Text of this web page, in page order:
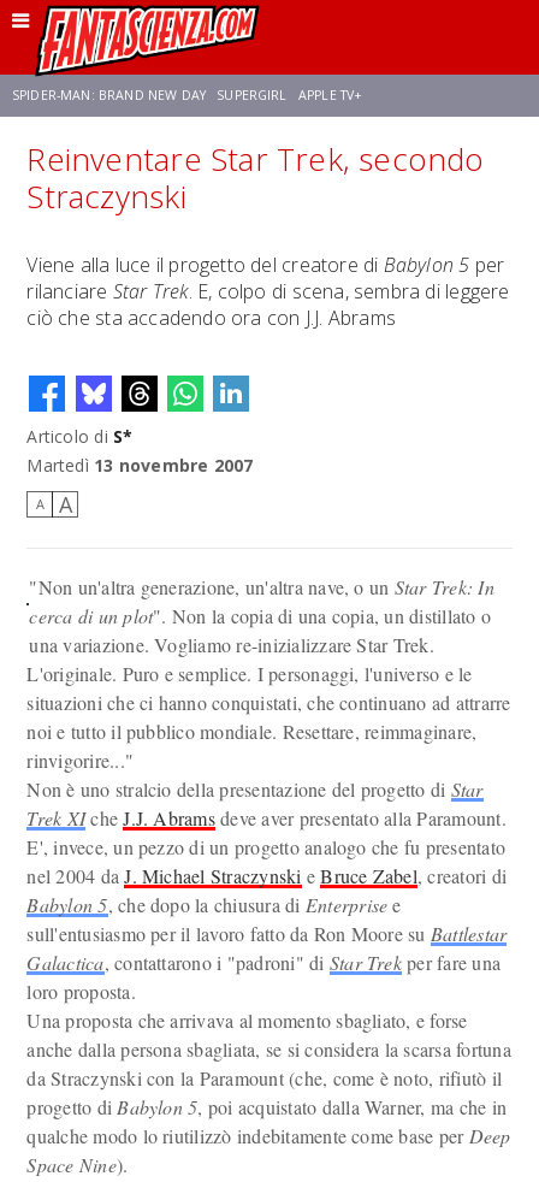
SPIDER-MAN: BRAND NEW DAY SUPERGIRL APPLE TV+
FRANCO RICCIARDIELLO ZENDAYA STAR TREK AVENGERS: DOOMSDAY
Reinventare Star Trek, secondo
Straczynski
Viene alla luce il progetto del creatore di Babylon 5 per
rilanciare Star Trek. E, colpo di scena, sembra di leggere
ciò che sta accadendo ora con J.J. Abrams
Articolo di S*
Martedì 13 novembre 2007
A A
"Non un'altra generazione, un'altra nave, o un Star Trek: In
cerca di un plot". Non la copia di una copia, un distillato o
una variazione. Vogliamo re-inizializzare Star Trek.
L'originale. Puro e semplice. I personaggi, l'universo e le
situazioni che ci hanno conquistati, che continuano ad attrarre
noi e tutto il pubblico mondiale. Resettare, reimmaginare,
rinvigorire..."
Non è uno stralcio della presentazione del progetto di Star
Trek XIcheJ.J. Abramsdeve aver presentato alla Paramount.
E', invece, un pezzo di un progetto analogo che fu presentato
nel 2004 daJ. Michael Straczynski eBruce Zabel, creatori di
Babylon 5, che dopo la chiusura di Enterprisee
sull'entusiasmo per il lavoro fatto da Ron Moore su Battlestar
Galactica, contattarono i "padroni" di Star Trekper fare una
loro proposta.
Una proposta che arrivava al momento sbagliato, e forse
anche dalla persona sbagliata, se si considera la scarsa fortuna
da Straczynski con la Paramount (che, come è noto, rifiutò il
progetto di Babylon 5, poi acquistato dalla Warner, ma che in
qualche modo lo riutilizzò indebitamente come base per Deep
Space Nine).